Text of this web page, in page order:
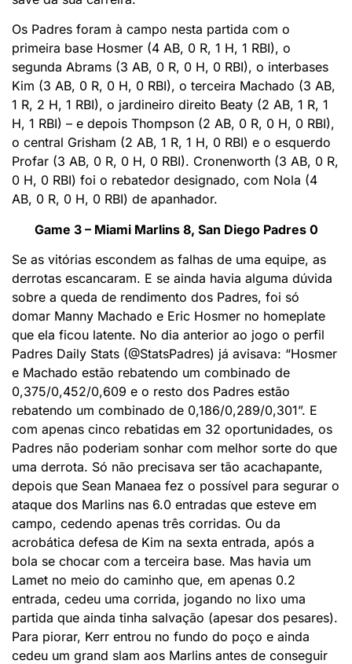
Os Padres foram à campo nesta partida com o
primeira base Hosmer (4 AB, 0 R, 1 H, 1 RBI), o
segunda Abrams (3 AB, 0 R, 0 H, 0 RBI), o interbases
Kim (3 AB, 0 R, 0 H, 0 RBI), o terceira Machado (3 AB,
1 R, 2 H, 1 RBI), o jardineiro direito Beaty (2 AB, 1 R, 1
H, 1 RBI) – e depois Thompson (2 AB, 0 R, 0 H, 0 RBI),
o central Grisham (2 AB, 1 R, 1 H, 0 RBI) e o esquerdo
Profar (3 AB, 0 R, 0 H, 0 RBI). Cronenworth (3 AB, 0 R,
0 H, 0 RBI) foi o rebatedor designado, com Nola (4
AB, 0 R, 0 H, 0 RBI) de apanhador.
Game 3 – Miami Marlins 8, San Diego Padres 0
Se as vitórias escondem as falhas de uma equipe, as
derrotas escancaram. E se ainda havia alguma dúvida
sobre a queda de rendimento dos Padres, foi só
domar Manny Machado e Eric Hosmer no homeplate
que ela ficou latente. No dia anterior ao jogo o perfil
Padres Daily Stats (@StatsPadres) já avisava: “Hosmer
e Machado estão rebatendo um combinado de
0,375/0,452/0,609 e o resto dos Padres estão
rebatendo um combinado de 0,186/0,289/0,301”. E
com apenas cinco rebatidas em 32 oportunidades, os
Padres não poderiam sonhar com melhor sorte do que
uma derrota. Só não precisava ser tão acachapante,
depois que Sean Manaea fez o possível para segurar o
ataque dos Marlins nas 6.0 entradas que esteve em
campo, cedendo apenas três corridas. Ou da
acrobática defesa de Kim na sexta entrada, após a
bola se chocar com a terceira base. Mas havia um
Lamet no meio do caminho que, em apenas 0.2
entrada, cedeu uma corrida, jogando no lixo uma
partida que ainda tinha salvação (apesar dos pesares).
Para piorar, Kerr entrou no fundo do poço e ainda
cedeu um grand slam aos Marlins antes de conseguir